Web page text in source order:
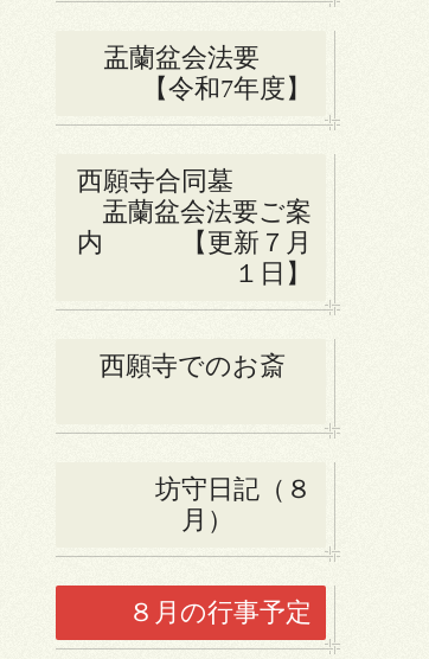
盂蘭盆会法要
【令和7年度】
西願寺合同墓
盂蘭盆会法要ご案
内 【更新７月
１日】
西願寺でのお斎
坊守日記（８
月）
８月の行事予定